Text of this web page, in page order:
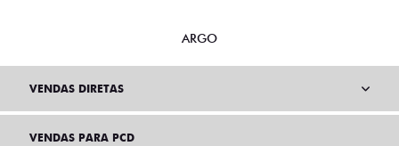
ARGO
VENDAS DIRETAS
VENDAS PARA PCD